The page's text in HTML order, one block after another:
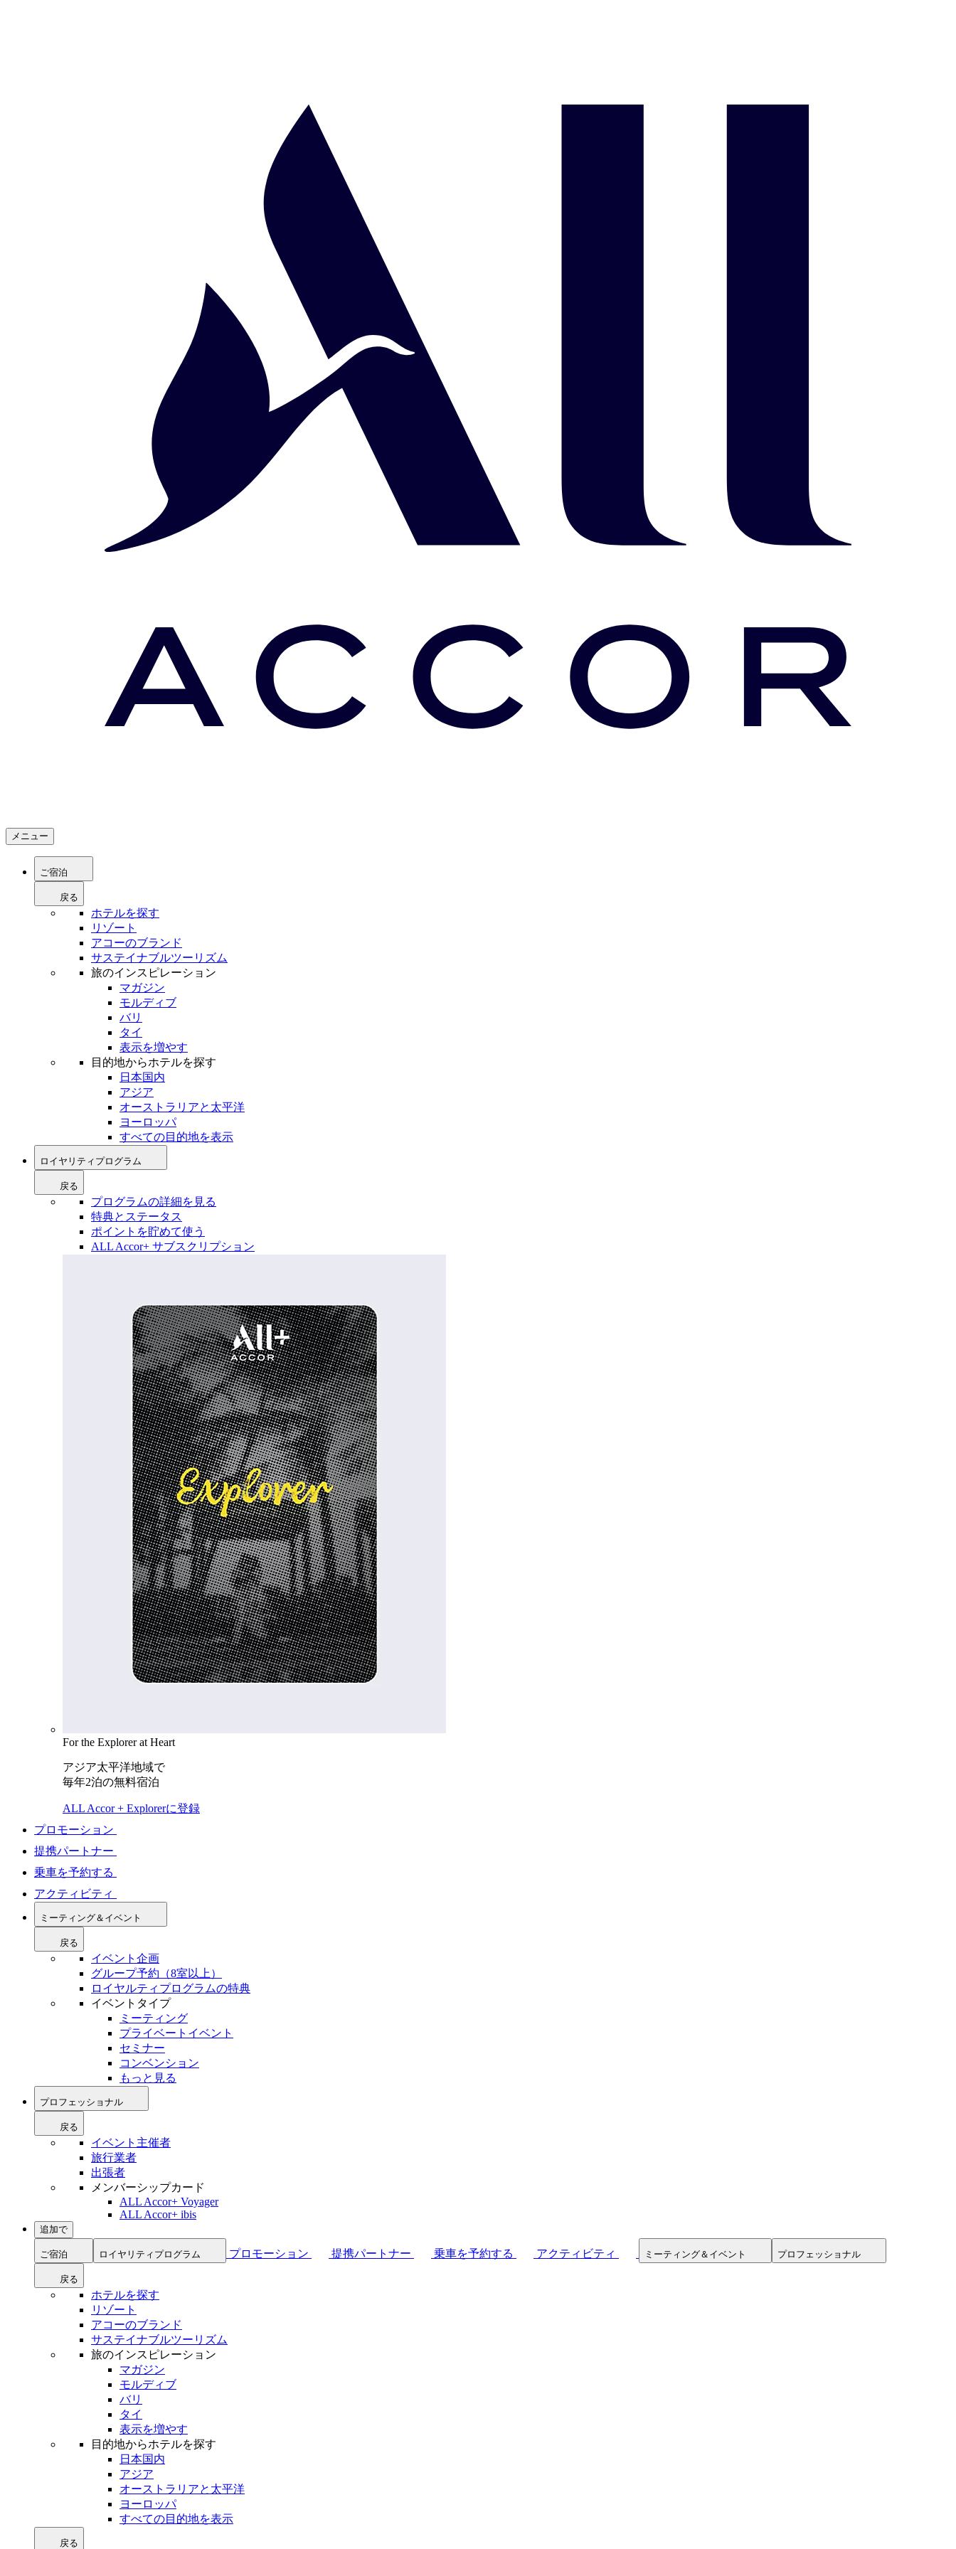
メニュー
ご宿泊
戻る
ホテルを探す
リゾート
アコーのブランド
サステイナブルツーリズム
旅のインスピレーション
マガジン
モルディブ
バリ
タイ
表示を増やす
目的地からホテルを探す
日本国内
アジア
オーストラリアと太平洋
ヨーロッパ
すべての目的地を表示
ロイヤリティプログラム
戻る
プログラムの詳細を見る
特典とステータス
ポイントを貯めて使う
ALL Accor+ サブスクリプション
For the Explorer at Heart
アジア太平洋地域で
毎年2泊の無料宿泊
ALL Accor + Explorerに登録
プロモーション
提携パートナー
乗車を予約する
アクティビティ
ミーティング＆イベント
戻る
イベント企画
グループ予約（8室以上）
ロイヤルティプログラムの特典
イベントタイプ
ミーティング
プライベートイベント
セミナー
コンベンション
もっと見る
プロフェッショナル
戻る
イベント主催者
旅行業者
出張者
メンバーシップカード
ALL Accor+ Voyager
ALL Accor+ ibis
追加で
ご宿泊 ロイヤリティプログラム プロモーション 提携パートナー 乗車を予約する アクティビティ ミーティング＆イベント プロフェッショナル
戻る
ホテルを探す
リゾート
アコーのブランド
サステイナブルツーリズム
旅のインスピレーション
マガジン
モルディブ
バリ
タイ
表示を増やす
目的地からホテルを探す
日本国内
アジア
オーストラリアと太平洋
ヨーロッパ
すべての目的地を表示
戻る